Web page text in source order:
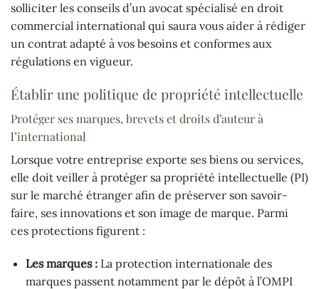
solliciter les conseils d’un avocat spécialisé en droit
commercial international qui saura vous aider à rédiger
un contrat adapté à vos besoins et conformes aux
régulations en vigueur.
Établir une politique de propriété intellectuelle
Protéger ses marques, brevets et droits d’auteur à
l’international
Lorsque votre entreprise exporte ses biens ou services,
elle doit veiller à protéger sa propriété intellectuelle (PI)
sur le marché étranger afin de préserver son savoir-
faire, ses innovations et son image de marque. Parmi
ces protections figurent :
Les marques :La protection internationale des
marques passent notamment par le dépôt à l’OMPI